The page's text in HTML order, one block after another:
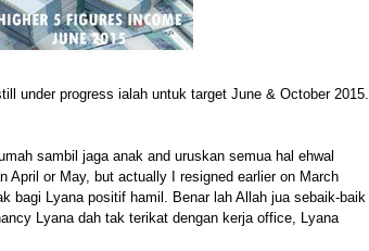
under progress ialah untuk target June & October 2015.
sambil jaga anak and uruskan semua hal ehwal
April or May, but actually I resigned earlier on March
bagi Lyana positif hamil. Benar lah Allah jua sebaik-baik
Lyana dah tak terikat dengan kerja office, Lyana